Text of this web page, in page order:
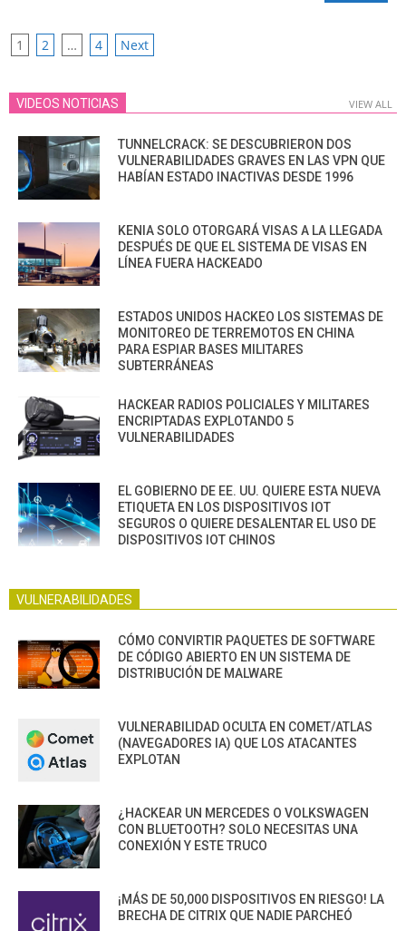
POSTS
1 2 … 4 Next
VIDEOS NOTICIAS VIEW ALL
TUNNELCRACK: SE DESCUBRIERON DOS
VULNERABILIDADES GRAVES EN LAS VPN QUE
HABÍAN ESTADO INACTIVAS DESDE 1996
KENIA SOLO OTORGARÁ VISAS A LA LLEGADA
DESPUÉS DE QUE EL SISTEMA DE VISAS EN
LÍNEA FUERA HACKEADO
ESTADOS UNIDOS HACKEO LOS SISTEMAS DE
MONITOREO DE TERREMOTOS EN CHINA
PARA ESPIAR BASES MILITARES
SUBTERRÁNEAS
HACKEAR RADIOS POLICIALES Y MILITARES
ENCRIPTADAS EXPLOTANDO 5
VULNERABILIDADES
EL GOBIERNO DE EE. UU. QUIERE ESTA NUEVA
ETIQUETA EN LOS DISPOSITIVOS IOT
SEGUROS O QUIERE DESALENTAR EL USO DE
DISPOSITIVOS IOT CHINOS
VULNERABILIDADES
CÓMO CONVIRTIR PAQUETES DE SOFTWARE
DE CÓDIGO ABIERTO EN UN SISTEMA DE
DISTRIBUCIÓN DE MALWARE
VULNERABILIDAD OCULTA EN COMET/ATLAS
(NAVEGADORES IA) QUE LOS ATACANTES
EXPLOTAN
¿HACKEAR UN MERCEDES O VOLKSWAGEN
CON BLUETOOTH? SOLO NECESITAS UNA
CONEXIÓN Y ESTE TRUCO
¡MÁS DE 50,000 DISPOSITIVOS EN RIESGO! LA
BRECHA DE CITRIX QUE NADIE PARCHEÓ